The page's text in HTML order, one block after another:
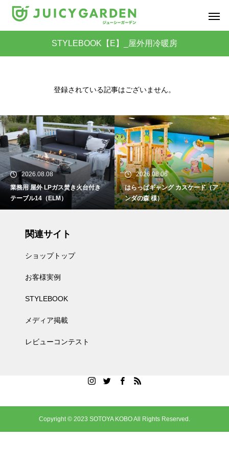
STYLEBOOK【E】_屋外用冷暖房
登録されている記事はございません。
2026.08.08
業務用 屋外 LPガス焚き火台付き
テーブル14（ELM）
2026.08.06
はらっぱギャング カスケード（ア
ンダの森 様）
関連サイト
ショップトップ
お客様実例
STYLEBOOK
メディア掲載
レビューコンテスト
Copyright © 2023 SOTOYA KOBO All Rights Reserved.